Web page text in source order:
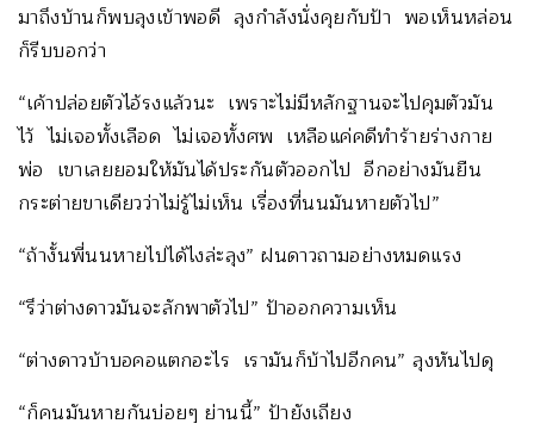
มาถึงบ้านก็พบลุงเข้าพอดี ลุงกำลังนั่งคุยกับป้า พอเห็นหล่อน
ก็รีบบอกว่า
“เค้าปล่อยตัวไอ้รงแล้วนะ เพราะไม่มีหลักฐานจะไปคุมตัวมัน
ไว้ ไม่เจอทั้งเลือด ไม่เจอทั้งศพ เหลือแค่คดีทำร้ายร่างกาย
พ่อ เขาเลยยอมให้มันได้ประกันตัวออกไป อีกอย่างมันยืน
กระต่ายขาเดียวว่าไม่รู้ไม่เห็น เรื่องที่นนมันหายตัวไป”
“ถ้างั้นพี่นนหายไปได้ไงล่ะลุง” ฝนดาวถามอย่างหมดแรง
“รึว่าต่างดาวมันจะลักพาตัวไป” ป้าออกความเห็น
“ต่างดาวบ้าบอคอแตกอะไร เรามันก็บ้าไปอีกคน” ลุงหันไปดุ
“ก็คนมันหายกันบ่อยๆ ย่านนี้” ป้ายังเถียง